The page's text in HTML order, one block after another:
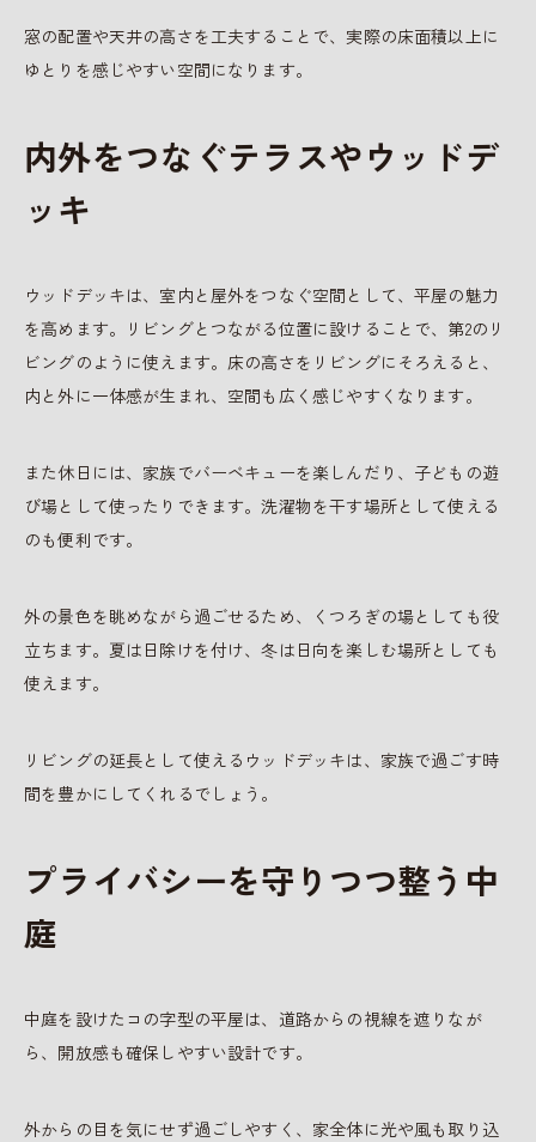
窓の配置や天井の高さを工夫することで、実際の床面積以上に
ゆとりを感じやすい空間になります。
内外をつなぐテラスやウッドデ
ッキ
ウッドデッキは、室内と屋外をつなぐ空間として、平屋の魅力
を高めます。リビングとつながる位置に設けることで、第2のリ
ビングのように使えます。床の高さをリビングにそろえると、
内と外に一体感が生まれ、空間も広く感じやすくなります。
また休日には、家族でバーベキューを楽しんだり、子どもの遊
び場として使ったりできます。洗濯物を干す場所として使える
のも便利です。
外の景色を眺めながら過ごせるため、くつろぎの場としても役
立ちます。夏は日除けを付け、冬は日向を楽しむ場所としても
使えます。
リビングの延長として使えるウッドデッキは、家族で過ごす時
間を豊かにしてくれるでしょう。
プライバシーを守りつつ整う中
庭
中庭を設けたコの字型の平屋は、道路からの視線を遮りなが
ら、開放感も確保しやすい設計です。
外からの目を気にせず過ごしやすく、家全体に光や風も取り込